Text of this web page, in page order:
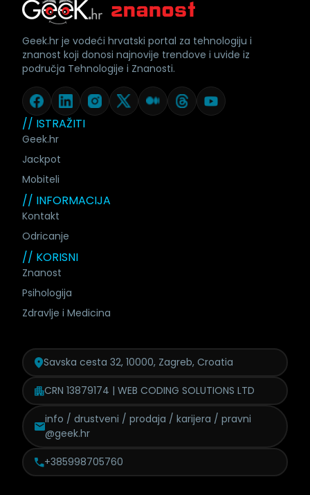
// ISTRAŽITI
Geek.hr
Jackpot
Mobiteli
// INFORMACIJA
Kontakt
Odricanje
// KORISNI
Znanost
Psihologija
Zdravlje i Medicina
Geek.hr je vodeći hrvatski portal za tehnologiju i
znanost koji donosi najnovije trendove i uvide iz
područja Tehnologije i Znanosti.
Savska cesta 32, 10000, Zagreb, Croatia
CRN 13879174 | WEB CODING SOLUTIONS LTD
info / drustveni / prodaja / karijera / pravni
@geek.hr
+385998705760